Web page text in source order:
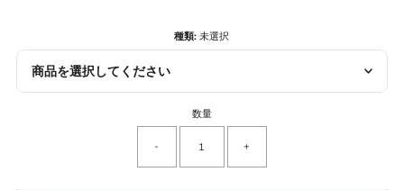
種類: 未選択
商品を選択してください
数量
- +